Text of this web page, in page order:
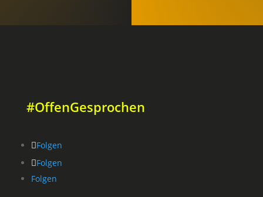
#OffenGesprochen
Folgen
Folgen
Folgen